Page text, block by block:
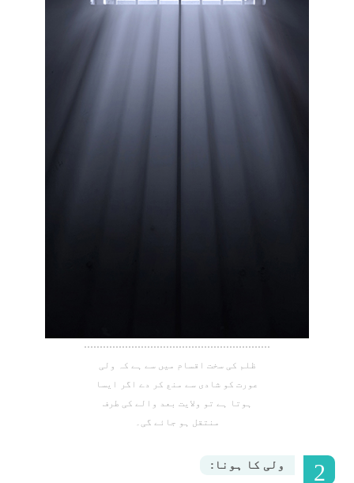
ظلم کی سخت اقسام میں سے ہے کہ ولی
عورت کو شادی سے منع کر دے اگر ایسا
ہوتا ہے تو ولایت بعد والے کی طرف
منتقل ہو جائے گی۔
ولی کا ہونا: